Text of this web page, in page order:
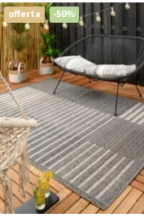
offerta -50%